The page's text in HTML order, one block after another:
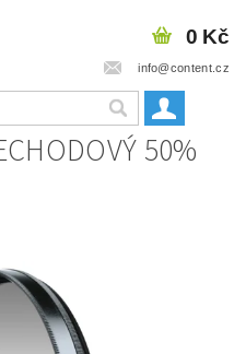
info@content.cz
0 Kč
50%